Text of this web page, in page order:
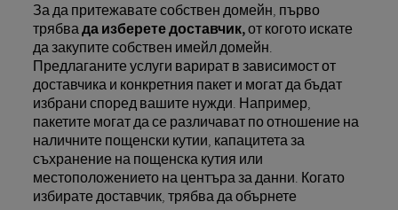
За да притежавате собствен домейн, първо
трябвада изберете доставчик,от когото искате
да закупите собствен имейл домейн.
Предлаганите услуги варират в зависимост от
доставчика и конкретния пакет и могат да бъдат
избрани според вашите нужди. Например,
пакетите могат да се различават по отношение на
наличните пощенски кутии, капацитета за
съхранение на пощенска кутия или
местоположението на центъра за данни. Когато
избирате доставчик, трябва да обърнете